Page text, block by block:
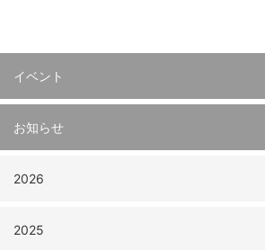
イベント
お知らせ
2026
2025